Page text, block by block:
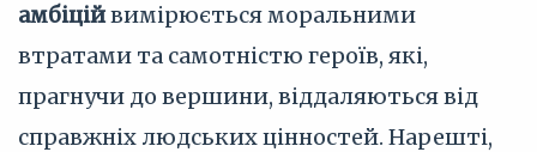
амбіційвимірюється моральними
втратами та самотністю героїв, які,
прагнучи до вершини, віддаляються від
справжніх людських цінностей. Нарешті,